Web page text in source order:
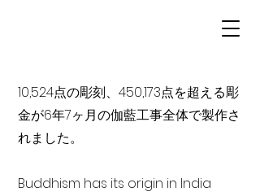
10,524点の彫刻、450,173点を超える彫
金が6年7ヶ月の伽藍工事全体で製作さ
れました。
Buddhism has its origin in India